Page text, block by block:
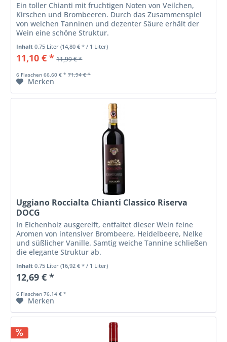
Ein toller Chianti mit fruchtigen Noten von Veilchen,
Kirschen und Brombeeren. Durch das Zusammenspiel
von weichen Tanninen und dezenter Säure erhält der
Wein eine schöne Struktur.
Inhalt0.75 Liter(14,80 € * / 1 Liter)
11,10 € * 11,99 € *
6 Flaschen 66,60 € * 71,94 € *
Merken
Uggiano Roccialta Chianti Classico Riserva
DOCG
In Eichenholz ausgereift, entfaltet dieser Wein feine
Aromen von intensiver Brombeere, Heidelbeere, Nelke
und süßlicher Vanille. Samtig weiche Tannine schließen
die elegante Struktur ab.
Inhalt0.75 Liter(16,92 € * / 1 Liter)
12,69 € *
6 Flaschen 76,14 € *
Merken